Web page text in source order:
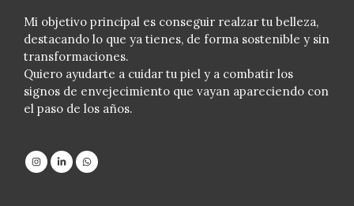
Mi objetivo principal es conseguir realzar tu belleza,
destacando lo que ya tienes, de forma sostenible y sin
transformaciones.
Quiero ayudarte a cuidar tu piel y a combatir los
signos de envejecimiento que vayan apareciendo con
el paso de los años.